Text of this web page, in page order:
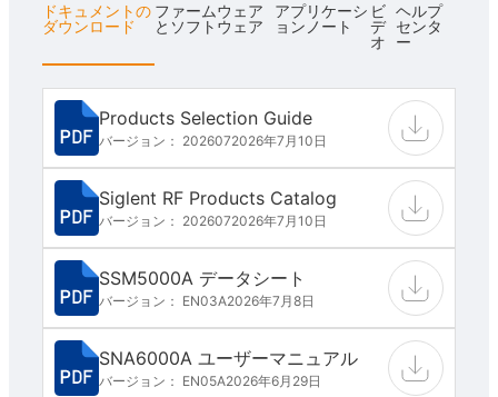
ドキュメントの
ダウンロード
ファームウェア
とソフトウェア
アプリケーシ
ョンノート
ビ
デ
オ
ヘルプ
センタ
ー
Products Selection Guide
バージョン： 2026072026年7月10日
Siglent RF Products Catalog
バージョン： 2026072026年7月10日
SSM5000A データシート
バージョン： EN03A2026年7月8日
SNA6000A ユーザーマニュアル
バージョン： EN05A2026年6月29日